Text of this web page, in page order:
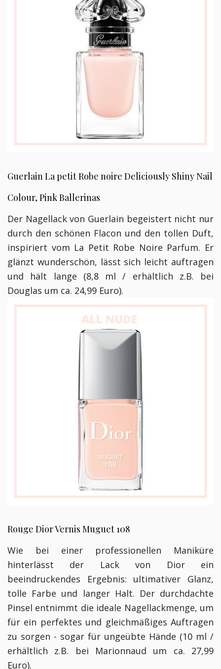
Guerlain La petit Robe noire Deliciously Shiny Nail
Colour, Pink Ballerinas
Der Nagellack von Guerlain begeistert nicht nur
durch den schönen Flacon und den tollen Duft,
inspiriert vom La Petit Robe Noire Parfum. Er
glänzt wunderschön, lässt sich leicht auftragen
und hält lange (8,8 ml / erhältlich z.B. bei
Douglas um ca. 24,99 Euro).
Rouge Dior Vernis Muguet 108
Wie bei einer professionellen Maniküre
hinterlässt der Lack von Dior ein
beeindruckendes Ergebnis: ultimativer Glanz,
tolle Farbe und langer Halt. Der durchdachte
Pinsel entnimmt die ideale Nagellackmenge, um
für ein perfektes und gleichmäßiges Auftragen
zu sorgen - sogar für ungeübte Hände (10 ml /
erhältlich z.B. bei Marionnaud um ca. 27,99
Euro).